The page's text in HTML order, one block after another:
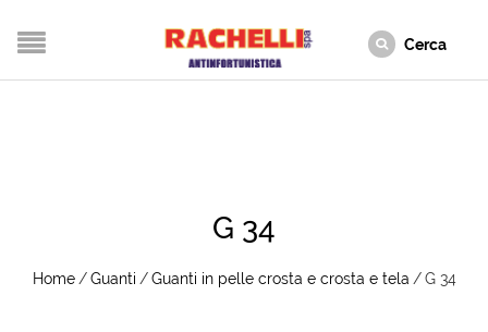
G 34
Home / Guanti / Guanti in pelle crosta e crosta e tela / G 34